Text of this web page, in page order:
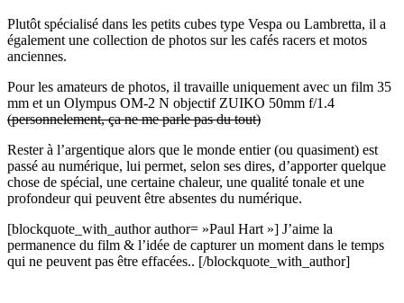
Plutôt spécialisé dans les petits cubes type Vespa ou Lambretta, il a
également une collection de photos sur les cafés racers et motos
anciennes.
Pour les amateurs de photos, il travaille uniquement avec un film 35
mm et un Olympus OM-2 N objectif ZUIKO 50mm f/1.4
(personnelement, ça ne me parle pas du tout)
Rester à l’argentique alors que le monde entier (ou quasiment) est
passé au numérique, lui permet, selon ses dires, d’apporter quelque
chose de spécial, une certaine chaleur, une qualité tonale et une
profondeur qui peuvent être absentes du numérique.
[blockquote_with_author author= »Paul Hart »] J’aime la
permanence du film & l’idée de capturer un moment dans le temps
qui ne peuvent pas être effacées.. [/blockquote_with_author]